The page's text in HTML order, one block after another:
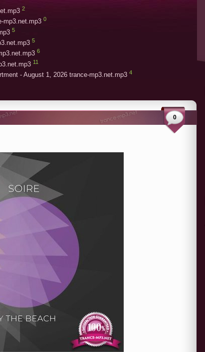
2
mp3.net.mp3 0
5
5
6
11
- August 1, 2026 trance-mp3.net.mp3 4
0